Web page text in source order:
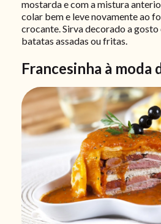
mostarda e com a mistura
colar bem e leve novamente ao
crocante. Sirva decorado a gosto
batatas assadas ou fritas.
Francesinha à moda